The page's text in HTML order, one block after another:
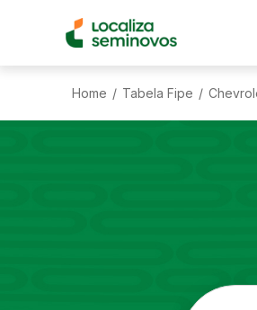
Home / Tabela Fipe /